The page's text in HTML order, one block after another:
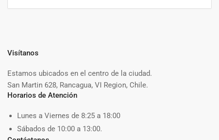
Visítanos
Estamos ubicados en el centro de la ciudad.
San Martin 628, Rancagua, VI Region, Chile.
Horarios de Atención
Lunes a Viernes de 8:25 a 18:00
Sábados de 10:00 a 13:00.